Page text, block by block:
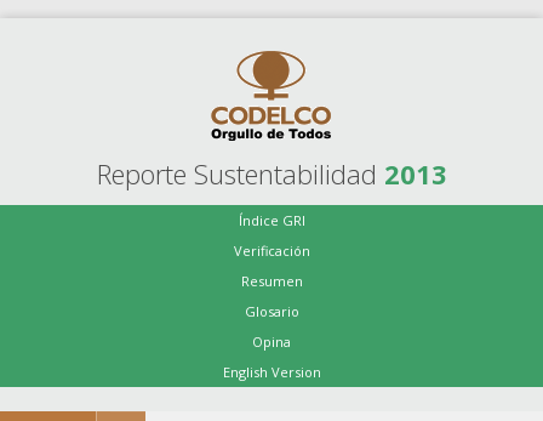
Reporte Sustentabilidad 2013
Índice GRI
Verificación
Resumen
Glosario
Opina
English Version